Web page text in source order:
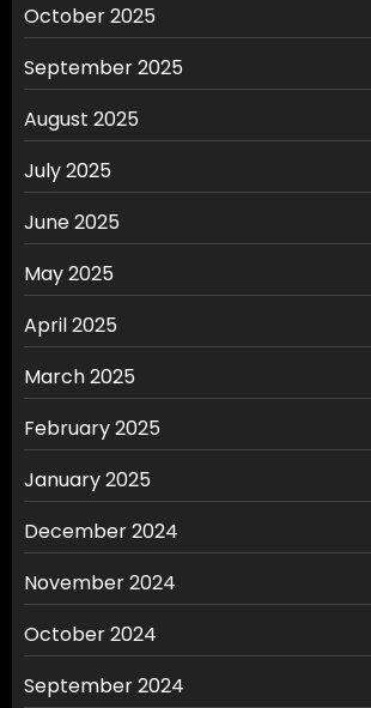
October 2025
September 2025
August 2025
July 2025
June 2025
May 2025
April 2025
March 2025
February 2025
January 2025
December 2024
November 2024
October 2024
September 2024